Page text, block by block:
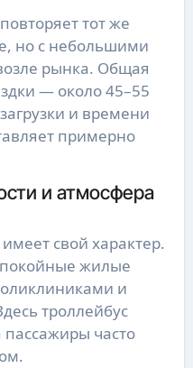
тот же
но с небольшими
рынка. Общая
— около 45–55
и времени
примерно
и атмосфера
свой характер.
жилые
и
троллейбус
часто